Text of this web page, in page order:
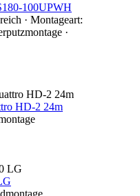
100UPWH
· Montageart:
·
HD-2 24m